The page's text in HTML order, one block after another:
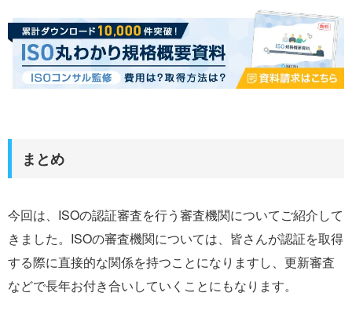
まとめ
今回は、ISOの認証審査を行う審査機関についてご紹介して
きました。ISOの審査機関については、皆さんが認証を取得
する際に直接的な関係を持つことになりますし、更新審査
などで長年お付き合いしていくことにもなります。